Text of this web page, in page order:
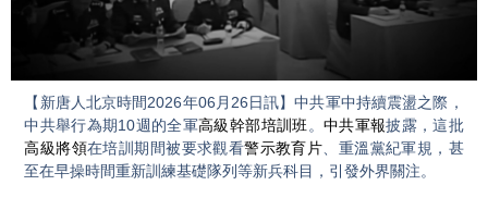
【新唐人北京時間2026年06月26日訊】中共軍中持續震盪之際，
中共舉行為期10週的全軍高級幹部培訓班 。 中共軍報披露，這批
高級將領在培訓期間被要求觀看警示教育片 、重溫黨紀軍規，甚
至在早操時間重新訓練基礎隊列等新兵科目，引發外界關注。